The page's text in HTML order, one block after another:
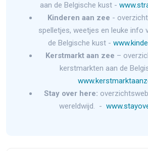
aan de Belgische kust -
Kinderen aan zee -
spelletjes, weetjes en leuke info
de Belgische kust -
Kerstmarkt aan zee –
kerstmarkten aan de
Stay over here:
wereldwijd. -